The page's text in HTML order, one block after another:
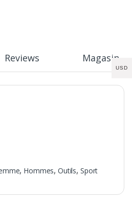
Reviews Magasin
, Hommes,Outils, Sport
USD